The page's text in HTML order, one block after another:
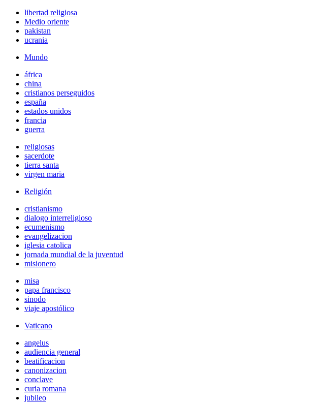
libertad religiosa
Medio oriente
pakistan
ucrania
Mundo
áfrica
china
cristianos perseguidos
españa
estados unidos
francia
guerra
religiosas
sacerdote
tierra santa
virgen maria
Religión
cristianismo
dialogo interreligioso
ecumenismo
evangelizacion
iglesia catolica
jornada mundial de la juventud
misionero
misa
papa francisco
sinodo
viaje apostólico
Vaticano
angelus
audiencia general
beatificacion
canonizacion
conclave
curia romana
jubileo